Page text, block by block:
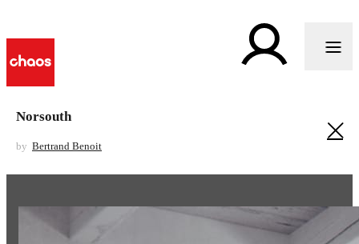
Norsouth
by Bertrand Benoit